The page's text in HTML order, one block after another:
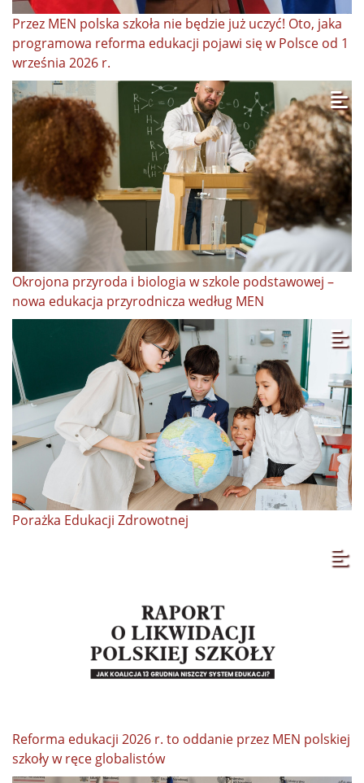
Przez MEN polska szkoła nie będzie już uczyć! Oto, jaka
programowa reforma edukacji pojawi się w Polsce od 1
września 2026 r.
Okrojona przyroda i biologia w szkole podstawowej –
nowa edukacja przyrodnicza według MEN
Porażka Edukacji Zdrowotnej
Reforma edukacji 2026 r. to oddanie przez MEN polskiej
szkoły w ręce globalistów